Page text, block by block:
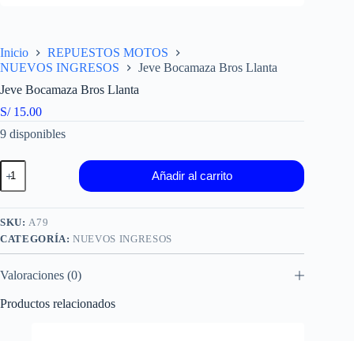
Inicio
REPUESTOS MOTOS
NUEVOS INGRESOS
Jeve Bocamaza Bros Llanta
Jeve Bocamaza Bros Llanta
S/15.00
9 disponibles
Jeve
Bocamaza
Bros
Llanta
cantidad
Añadir al carrito
SKU: A79
CATEGORÍA:NUEVOS INGRESOS
Valoraciones (0)
Productos relacionados